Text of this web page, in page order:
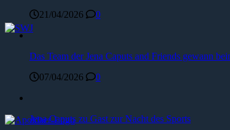
21/04/2026
0
Das Team der Jena Caputs and Friends gewann
07/04/2026
0
Jena Caputs zu Gast zur Nacht des Sports